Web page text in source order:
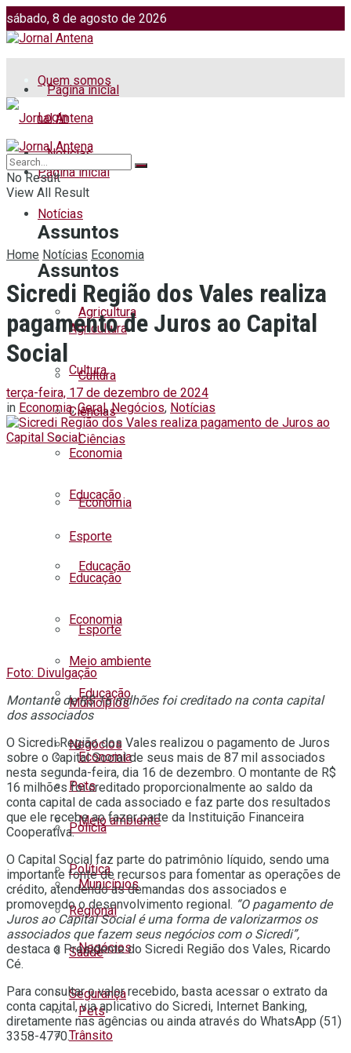
sábado, 8 de agosto de 2026
Jornalismo: (51) 98599 2486
Quem somos
Login
Página inicial
Notícias
Assuntos
Agricultura
Cultura
Ciências
Economia
Educação
Esporte
Educação
Economia
Meio ambiente
Municípios
Negócios
Pets
Página inicial
Notícias
Assuntos
Agricultura
Cultura
Ciências
Economia
Educação
Esporte
Educação
Economia
Meio ambiente
Municípios
Negócios
Pets
Polícia
Política
Regional
Saúde
Segurança
Trânsito
No Result
View All Result
Home Notícias Economia
Sicredi Região dos Vales realiza
pagamento de Juros ao Capital
Social
terça-feira, 17 de dezembro de 2024
in Economia,Geral,Negócios, Notícias
Foto: Divulgação
Montante de R$ 16 milhões foi creditado na conta capital
dos associados
O Sicredi Região dos Vales realizou o pagamento de Juros
sobre o Capital Social de seus mais de 87 mil associados
nesta segunda-feira, dia 16 de dezembro. O montante de R$
16 milhões foi creditado proporcionalmente ao saldo da
conta capital de cada associado e faz parte dos resultados
que ele recebe ao fazer parte da Instituição Financeira
Cooperativa.
O Capital Social faz parte do patrimônio líquido, sendo uma
importante fonte de recursos para fomentar as operações de
crédito, atendendo as demandas dos associados e
promovendo o desenvolvimento regional. “O pagamento de
Juros ao Capital Social é uma forma de valorizarmos os
associados que fazem seus negócios com o Sicredi”,
destaca o Presidente do Sicredi Região dos Vales, Ricardo
Cé.
Para consultar o valor recebido, basta acessar o extrato da
conta capital, via aplicativo do Sicredi, Internet Banking,
diretamente nas agências ou ainda através do WhatsApp (51)
3358-4770.